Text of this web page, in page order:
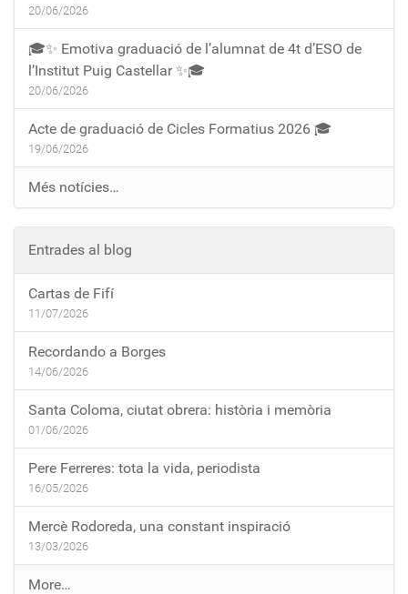
20/06/2026
🎓✨ Emotiva graduació de l’alumnat de 4t d’ESO de
l’Institut Puig Castellar ✨🎓
20/06/2026
Acte de graduació de Cicles Formatius 2026 🎓
19/06/2026
Més notícies…
Entrades al blog
Cartas de Fifí
11/07/2026
Recordando a Borges
14/06/2026
Santa Coloma, ciutat obrera: història i memòria
01/06/2026
Pere Ferreres: tota la vida, periodista
16/05/2026
Mercè Rodoreda, una constant inspiració
13/03/2026
E
More…